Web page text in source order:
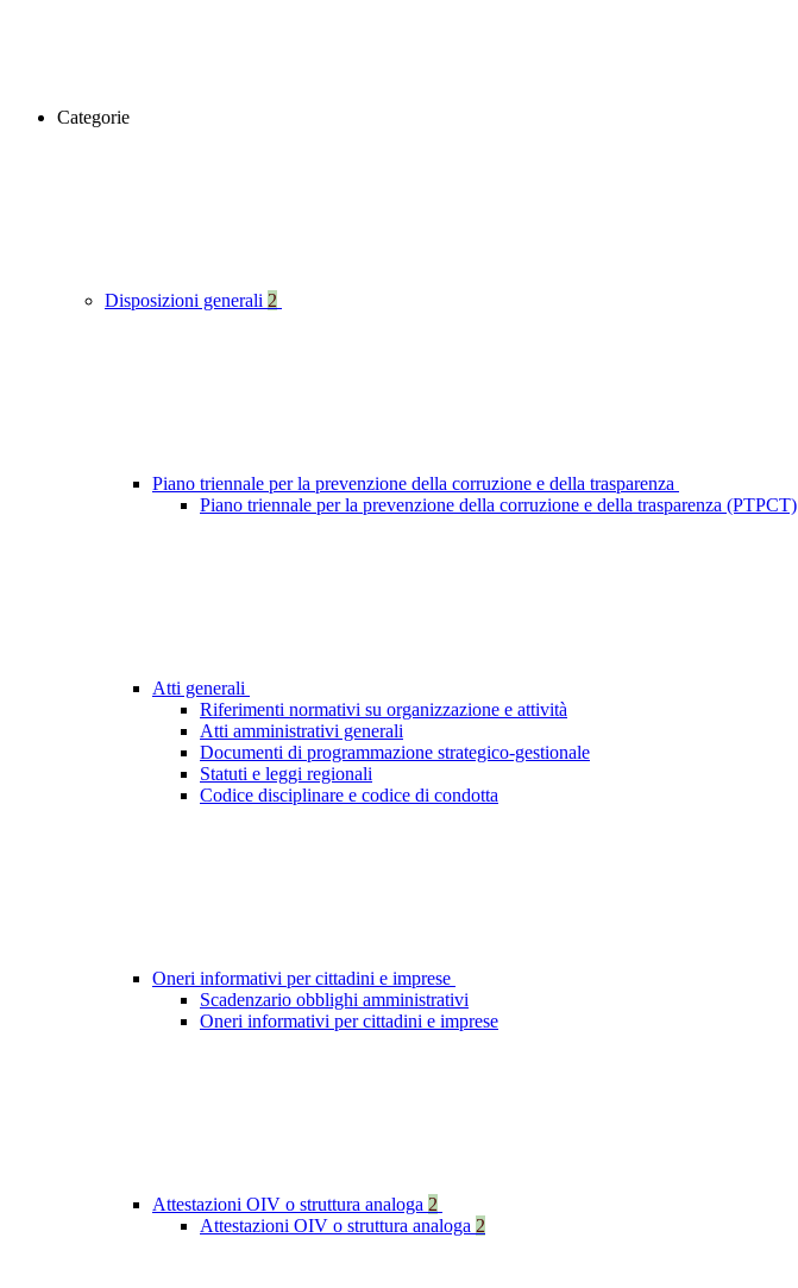
Categorie
Disposizioni generali 2
Piano triennale per la prevenzione della corruzione e della trasparenza
Piano triennale per la prevenzione della corruzione e della trasparenza (PTPCT)
Atti generali
Riferimenti normativi su organizzazione e attività
Atti amministrativi generali
Documenti di programmazione strategico-gestionale
Statuti e leggi regionali
Codice disciplinare e codice di condotta
Oneri informativi per cittadini e imprese
Scadenzario obblighi amministrativi
Oneri informativi per cittadini e imprese
Attestazioni OIV o struttura analoga 2
Attestazioni OIV o struttura analoga 2